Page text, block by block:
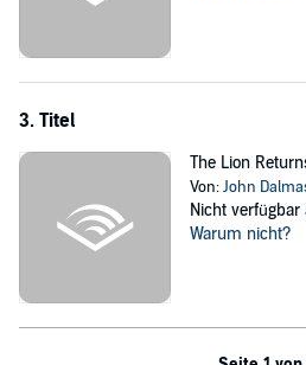
3. Titel
The Lion
Von:John
Nicht
Warum nicht?